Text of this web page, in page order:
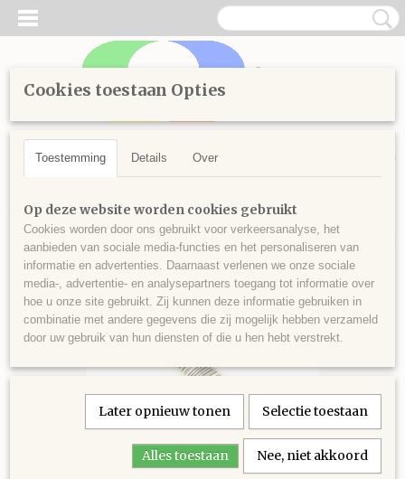
Inloggen Registreren
UW WINKELWAGEN
Home >Handwerken>Borduren>Splijtgaren>
700>Splijtgaren 780
Cookies toestaan Opties
Toestemming Details Over
Op deze website worden cookies gebruikt
Cookies worden door ons gebruikt voor verkeersanalyse, het
aanbieden van sociale media-functies en het personaliseren van
informatie en advertenties. Daarnaast verlenen we onze sociale
media-, advertentie- en analysepartners toegang tot informatie over
hoe u onze site gebruikt. Zij kunnen deze informatie gebruiken in
combinatie met andere gegevens die zij mogelijk hebben verzameld
door uw gebruik van hun diensten of die u hen hebt verstrekt.
Later opnieuw tonen Selectie toestaan
Alles toestaan Nee, niet akkoord